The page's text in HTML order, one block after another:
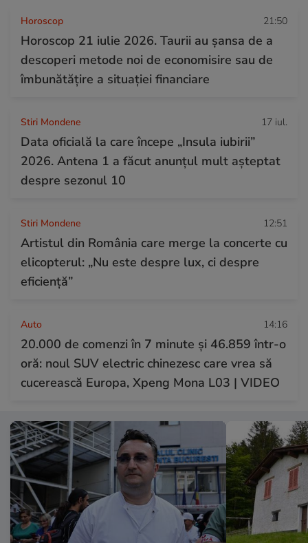
Horoscop 21:50
Horoscop 21 iulie 2026. Taurii au șansa de a
descoperi metode noi de economisire sau de
îmbunătățire a situației financiare
Stiri Mondene 17 iul.
Data oficială la care începe „Insula iubirii”
2026. Antena 1 a făcut anunțul mult așteptat
despre sezonul 10
Stiri Mondene 12:51
Artistul din România care merge la concerte cu
elicopterul: „Nu este despre lux, ci despre
eficiență”
Auto 14:16
20.000 de comenzi în 7 minute și 46.859 într-o
oră: noul SUV electric chinezesc care vrea să
cucerească Europa, Xpeng Mona L03 | VIDEO